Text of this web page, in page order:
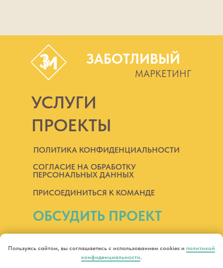
Пользуясь сайтом, вы соглашаетесь с использованием cookies и политикой
конфиденциальности.
УСЛУГИ
ПРОЕКТЫ
ПРИСОЕДИНИТЬСЯ К КОМАНДЕ
СОГЛАСИЕ НА ОБРАБОТКУ
ПЕРСОНАЛЬНЫХ ДАННЫХ
МАРКЕТИНГ
ИП Савинова Анна Николаевна,
все права защищены
ЗАБОТЛИВЫЙ
ОБСУДИТЬ ПРОЕКТ
ПОЛИТИКА КОНФИДЕНЦИАЛЬНОСТИ